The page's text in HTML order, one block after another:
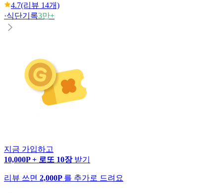
4.7(리뷰 14개)
·식단기록3만+
지금 가입하고
10,000P + 로또 10장 받기
리뷰 쓰면 2,000P 를 추가로 드려요